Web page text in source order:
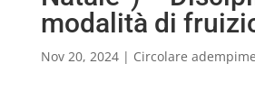
modalità di
Nov 20, 2024| Circolare